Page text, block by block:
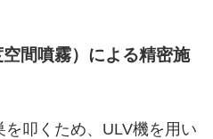
間噴霧）による精密施
叩くため、ULV機を用い